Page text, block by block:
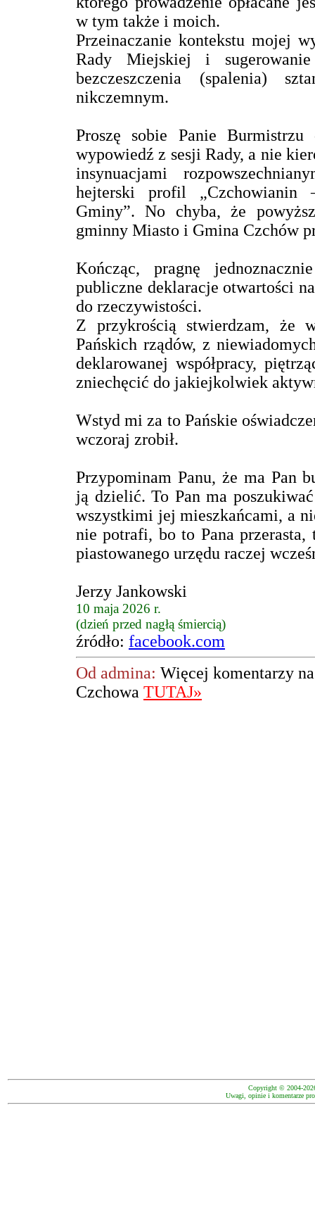
w tym także i moich.
Przeinaczanie kontekstu mojej
Rady Miejskiej i
bezczeszczenia (spalenia)
nikczemnym.
Proszę sobie Panie Burmistrzu
wypowiedź z sesji Rady, a nie
insynuacjami
hejterski profil
Gminy”. No chyba, że
gminny Miasto i Gmina Czchów
Kończąc, pragnę
publiczne deklaracje otwartości
do rzeczywistości.
Z przykrością stwierdzam, że
Pańskich rządów, z
deklarowanej współpracy,
zniechęcić do jakiejkolwiek
Wstyd mi za to Pańskie
wczoraj zrobił.
Przypominam Panu, że ma Pan
ją dzielić. To Pan ma
wszystkimi jej mieszkańcami, a
nie potrafi, bo to Pana przerasta,
piastowanego urzędu raczej
Jerzy Jankowski
10 maja 2026 r.
(dzień przed nagłą śmiercią)
źródło: facebook.com
Od admina: Więcej komentarzy
Czchowa TUTAJ»
Copyright © 2004-
Uwagi, opinie i komentarze